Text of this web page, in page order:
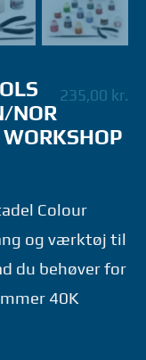
235,00 kr.
NOR
Colour
og værktøj til
du behøver for
40K